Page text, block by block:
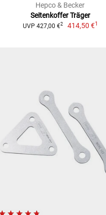
Hepco & Becker
Seitenkoffer Träger
UVP 427,00 €2 414,50 €1